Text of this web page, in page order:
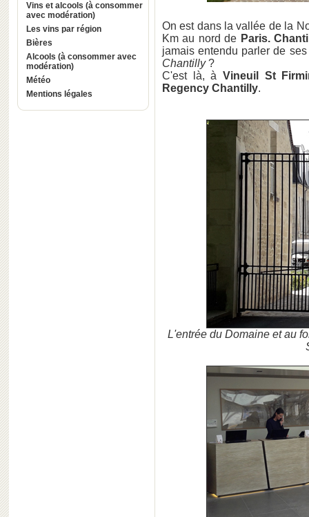
Vins et alcools (à consommer
avec modération)
Les vins par région
Bières
Alcools (à consommer avec
modération)
Météo
Mentions légales
On est dans la vallée de la
Km au nord de Paris.
jamais entendu parler de
Chantilly?
C'est là, à Vineuil St
Regency Chantilly.
L'entrée du Domaine et au